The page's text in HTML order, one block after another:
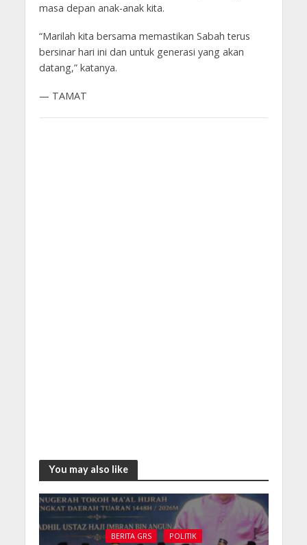
masa depan anak-anak kita.
“Marilah kita bersama memastikan Sabah terus
bersinar hari ini dan untuk generasi yang akan
datang,” katanya.
— TAMAT
You may also like
BERITA GRS POLITIK